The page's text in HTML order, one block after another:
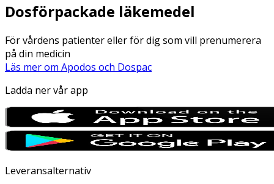
Dosförpackade läkemedel
För vårdens patienter eller för dig som vill prenumerera
på din medicin
Läs mer om Apodos och Dospac
Ladda ner vår app
Leveransalternativ